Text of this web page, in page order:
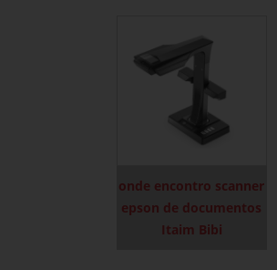
onde encontro scanner
epson de documentos
Itaim Bibi